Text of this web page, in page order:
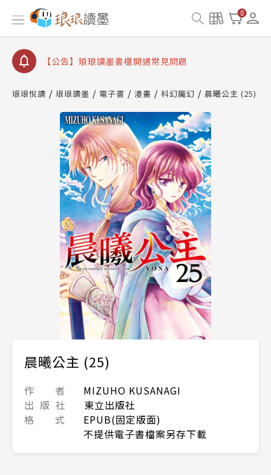
0
【公告】琅琅讀墨數位閱讀資產合併與書櫃開通申請
【公告】琅琅讀墨書櫃開通常見問題
【公告】琅琅讀墨 3 分鐘完成書櫃開通與資產合併申
請圖文教學
查詢
【公告】琅琅讀墨數位閱讀資產合併與書櫃開通申請
琅琅悅讀 琅琅讀墨 電子書 漫畫 科幻魔幻 晨曦公主 (25)
晨曦公主 (25)
作 者
MIZUHO KUSANAGI
出 版 社
東立出版社
格 式
EPUB(固定版面)
不提供電子書檔案另存下載